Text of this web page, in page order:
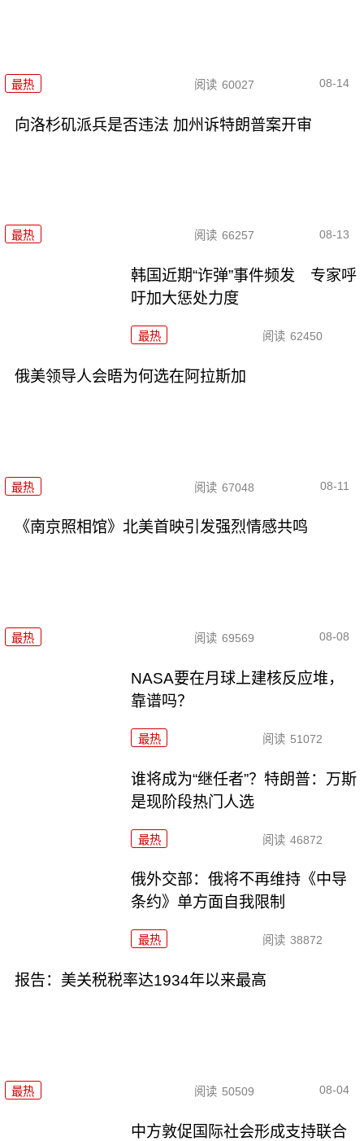
最热 阅读 60027 08-14
向洛杉矶派兵是否违法 加州诉特朗普案开审
最热 阅读 66257 08-13
韩国近期“诈弹”事件频发 专家呼
吁加大惩处力度
最热 阅读 62450
俄美领导人会晤为何选在阿拉斯加
最热 阅读 67048 08-11
《南京照相馆》北美首映引发强烈情感共鸣
最热 阅读 69569 08-08
NASA要在月球上建核反应堆，
靠谱吗？
最热 阅读 51072
谁将成为“继任者”？特朗普：万斯
是现阶段热门人选
最热 阅读 46872
俄外交部：俄将不再维持《中导
条约》单方面自我限制
最热 阅读 38872
报告：美关税税率达1934年以来最高
最热 阅读 50509 08-04
中方敦促国际社会形成支持联合